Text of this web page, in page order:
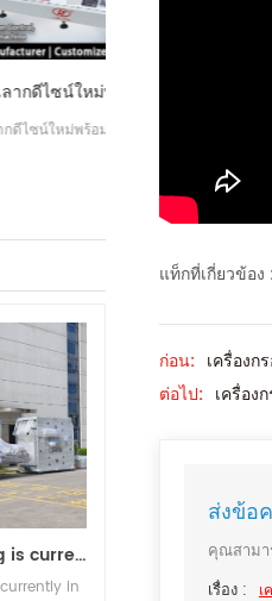
ว็บไกด์
กด์
อุตสาหกรรมบางประเภท
ฉลากเพื่อรองรับการผลิต
Details
A new container loading is currently in progress.
in
แท็กที่เกี่ยวข้อง
ก่อน: เครื่องก
ต่อไป: เครื่อง
ส่งข้อ
คุณสามา
เรื่อง :
เ